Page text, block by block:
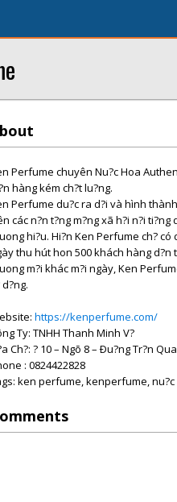
Perfume chuyên Nu?c Hoa
hàng kém ch?t lu?ng.
Perfume du?c ra d?i và hình
các n?n t?ng m?ng xã h?i n?i
hi?u. Hi?n Ken Perfume ch? có
thu hút hon 500 khách hàng d?n
m?i khác m?i ngày, Ken
d?ng.
https://kenperfume.com/
Ty: TNHH Thanh Minh V?
Ch?: ? 10 – Ngõ 8 – Ðu?ng Tr?n
: 0824422828
ken perfume, kenperfume,